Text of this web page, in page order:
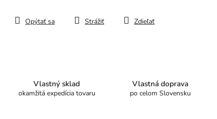
Opýtať sa Strážiť Zdieľať
Vlastný sklad
okamžitá expedícia tovaru
Vlastná doprava
po celom Slovensku